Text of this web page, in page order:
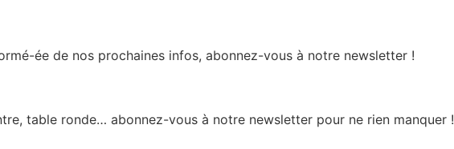
ée de nos prochaines infos, abonnez-vous à notre newsletter !
table ronde… abonnez-vous à notre newsletter pour ne rien manquer !